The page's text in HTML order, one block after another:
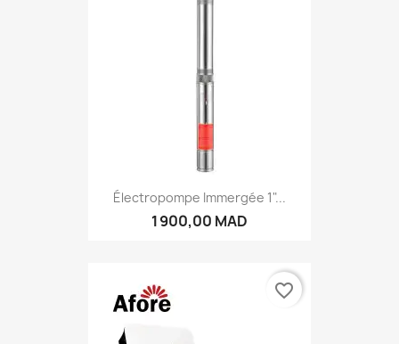
Électropompe Immergée 1"...
1 900,00 MAD
favorite_border